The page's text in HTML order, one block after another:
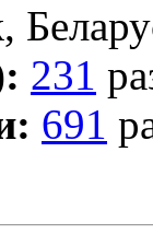
231
691